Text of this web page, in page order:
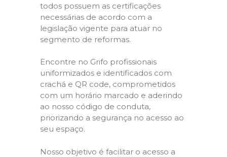
todos possuem as certificações
necessárias de acordo com a
legislação vigente para atuar no
segmento de reformas.
Encontre no Grifo profissionais
uniformizados e identificados com
crachá e QR code, comprometidos
com um horário marcado e aderindo
ao nosso código de conduta,
priorizando a segurança no acesso ao
seu espaço.
Nosso objetivo é facilitar o acesso a